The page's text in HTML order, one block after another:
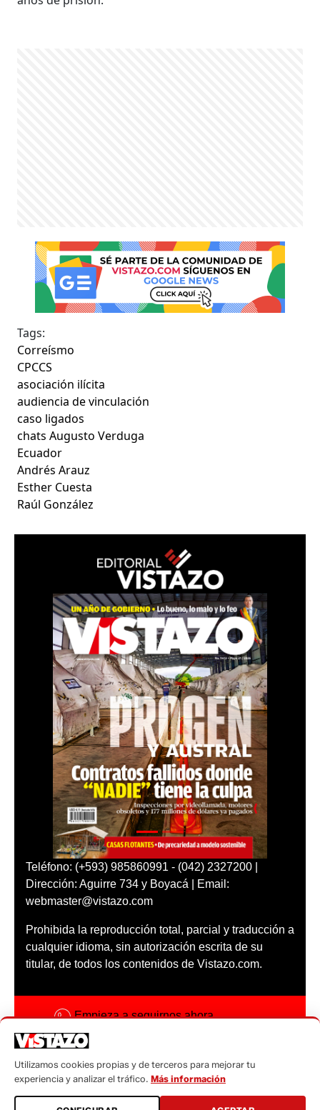
Tags:
Correísmo
CPCCS
asociación ilícita
audiencia de vinculación
caso ligados
chats Augusto Verduga
Ecuador
Andrés Arauz
Esther Cuesta
Raúl González
Teléfono: (+593) 985860991 - (042) 2327200 |
Dirección: Aguirre 734 y Boyacá | Email:
webmaster@vistazo.com
Prohibida la reproducción total, parcial y traducción a
cualquier idioma, sin autorización escrita de su
titular, de todos los contenidos de Vistazo.com.
Empieza a seguirnos ahora
Código ética
Sugerencias a:
Utilizamos cookies propias y de terceros para mejorar tu
experiencia y analizar el tráfico. Más información